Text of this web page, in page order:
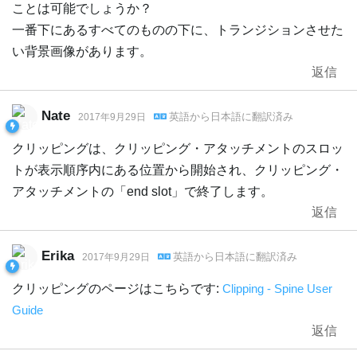
ことは可能でしょうか？
一番下にあるすべてのものの下に、トランジションさせた
い背景画像があります。
返信
Nate 2017年9月29日 英語から 日本語に翻訳済み
クリッピングは、クリッピング・アタッチメントのスロッ
トが表示順序内にある位置から開始され、クリッピング・
アタッチメントの「end slot」で終了します。
返信
Erika 2017年9月29日 英語から 日本語に翻訳済み
クリッピングのページはこちらです: Clipping - Spine User
Guide
返信